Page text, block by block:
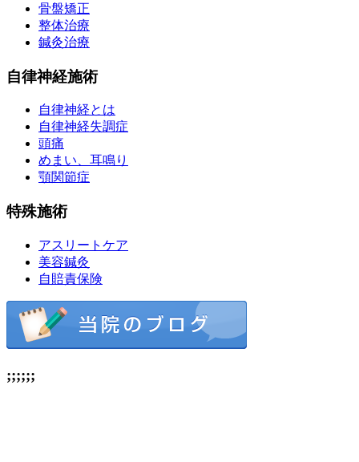
骨盤矯正
整体治療
鍼灸治療
自律神経施術
自律神経とは
自律神経失調症
頭痛
めまい、耳鳴り
顎関節症
特殊施術
アスリートケア
美容鍼灸
自賠責保険
;;;;;;